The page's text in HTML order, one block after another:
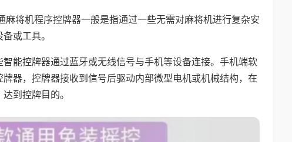
麻将机程序控牌器一般是指通过一些无需对麻将机进行复杂安
或工具。
能控牌器通过蓝牙或无线信号与手机等设备连接。手机端软
器，控牌器接收到信号后驱动内部微型电机或机械结构，在
到控牌目的。